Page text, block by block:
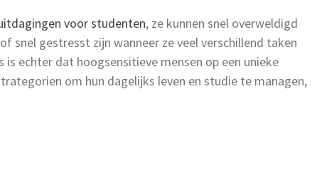
voor studenten, ze kunnen snel overweldigd
snel gestresst zijn wanneer ze veel verschillend taken
echter dat hoogsensitieve mensen op een unieke
om hun dagelijks leven en studie te managen,